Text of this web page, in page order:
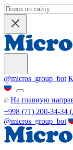
@micros_group_bot
На главную
+998 (71) 200-34-34
@micros_group_bot